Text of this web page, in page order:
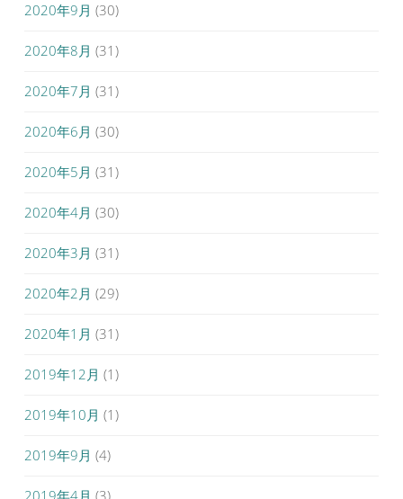
2020年9月 (30)
2020年8月 (31)
2020年7月 (31)
2020年6月 (30)
2020年5月 (31)
2020年4月 (30)
2020年3月 (31)
2020年2月 (29)
2020年1月 (31)
2019年12月 (1)
2019年10月 (1)
2019年9月 (4)
2019年4月 (3)